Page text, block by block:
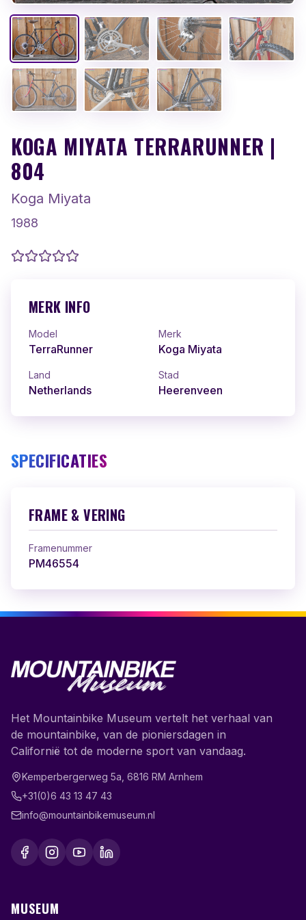
KOGA MIYATA TERRARUNNER |
804
Koga Miyata
1988
MERK INFO
Model
TerraRunner
Merk
Koga Miyata
Land
Netherlands
Stad
Heerenveen
SPECIFICATIES
FRAME & VERING
Framenummer
PM46554
Het Mountainbike Museum vertelt het verhaal van
de mountainbike, van de pioniersdagen in
Californië tot de moderne sport van vandaag.
Kemperbergerweg 5a 6816 RM Arnhem
+31(0)6 43 13 47 43
info@mountainbikemuseum.nl
MUSEUM